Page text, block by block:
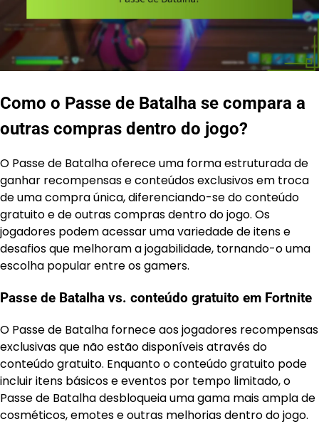
Como o Passe de Batalha se compara a
outras compras dentro do jogo?
O Passe de Batalha oferece uma forma estruturada de
ganhar recompensas e conteúdos exclusivos em troca
de uma compra única, diferenciando-se do conteúdo
gratuito e de outras compras dentro do jogo. Os
jogadores podem acessar uma variedade de itens e
desafios que melhoram a jogabilidade, tornando-o uma
escolha popular entre os gamers.
Passe de Batalha vs. conteúdo gratuito em Fortnite
O Passe de Batalha fornece aos jogadores recompensas
exclusivas que não estão disponíveis através do
conteúdo gratuito. Enquanto o conteúdo gratuito pode
incluir itens básicos e eventos por tempo limitado, o
Passe de Batalha desbloqueia uma gama mais ampla de
cosméticos, emotes e outras melhorias dentro do jogo.